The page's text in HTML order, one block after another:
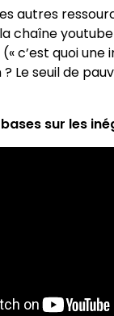
autres
chaîne
c’est quoi une
Le seuil de
sur les